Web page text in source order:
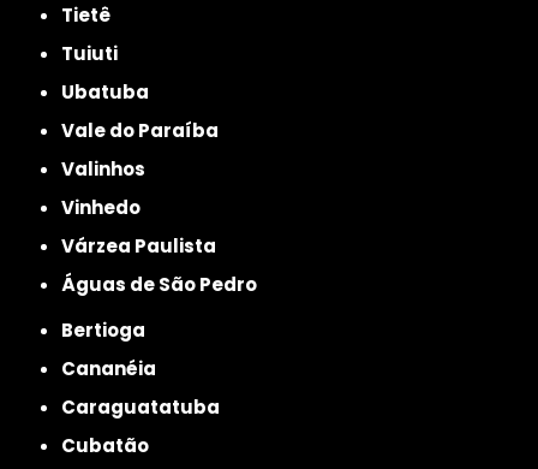
Tietê
Tuiuti
Ubatuba
Vale do Paraíba
Valinhos
Vinhedo
Várzea Paulista
Águas de São Pedro
Bertioga
Cananéia
Caraguatatuba
Cubatão